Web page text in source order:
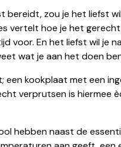
bereidt, zou je het liefst
vertelt hoe je het
voor. En het liefst wil je
wat je aan het doen
kookplaat met een
verprutsen is hiermee
hebben naast de